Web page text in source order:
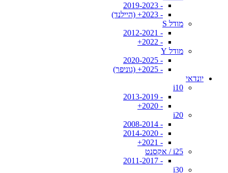
- 2019-2023
- 2023+ (היילנד)
מודל S
- 2012-2021
- 2022+
מודל Y
- 2020-2025
- 2025+ (גוניפר)
יונדאי
i10
- 2013-2019
- 2020+
i20
- 2008-2014
- 2014-2020
- 2021+
i25 / אקסנט
- 2011-2017
i30